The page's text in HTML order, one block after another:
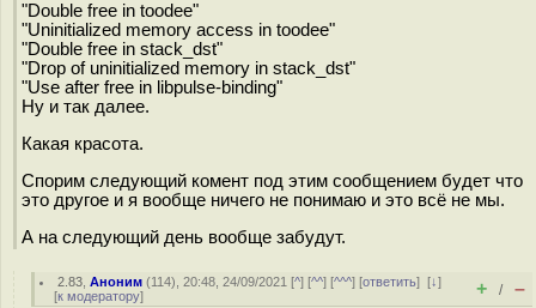
"Double free in toodee"
"Uninitialized memory access in toodee"
"Double free in stack_dst"
"Drop of uninitialized memory in stack_dst"
"Use after free in libpulse-binding"
Ну и так далее.
Какая красота.
Спорим следующий комент под этим сообщением будет что
это другое и я вообще ничего не понимаю и это всё не мы.
А на следующий день вообще забудут.
2.83 ,Аноним (114), 20:48, 24/09/2021 [^] [^^] [^^^] [ответить][↓]
[к модератору] + / –